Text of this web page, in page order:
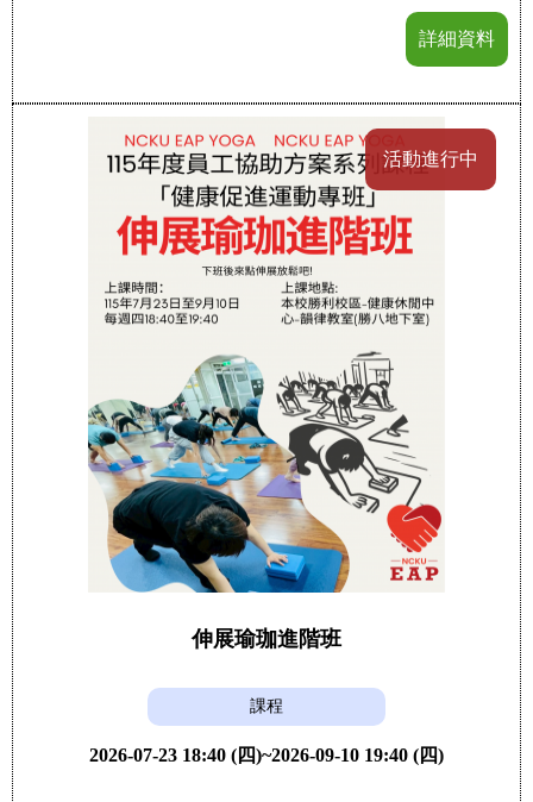
詳細資料
活動進行中
伸展瑜珈進階班
課程
2026-07-23 18:40 (四)~2026-09-10 19:40 (四)